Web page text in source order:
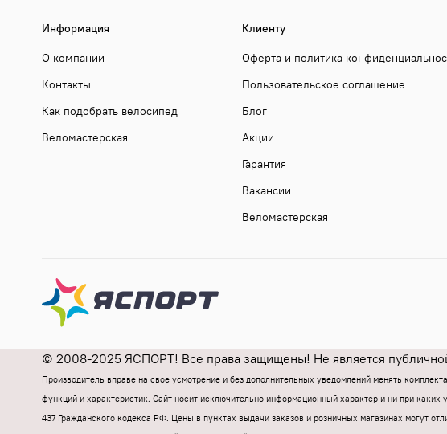
Информация
О компании
Контакты
Как подобрать велосипед
Веломастерская
Клиенту
Оферта и политика
Пользовательское соглашение
Блог
Акции
Гарантия
Вакансии
Веломастерская
© 2008-2025 ЯСПОРТ! Все права защищены! Не является
Производитель вправе на свое усмотрение и без дополнительных уведомлений менять
функций и характеристик. Cайт носит исключительно информационный характер и ни при
437 Гражданского кодекса РФ. Цены в пунктах выдачи заказов и розничных магазинах могут